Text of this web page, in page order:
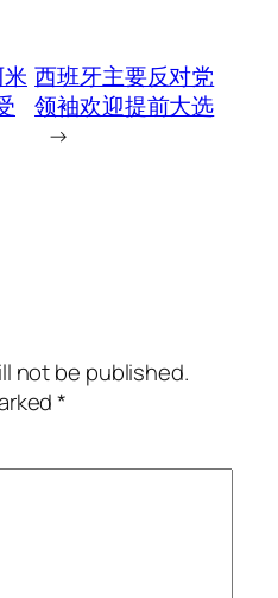
西班牙主要反对党
领袖欢迎提前大选
→
not be published.
*